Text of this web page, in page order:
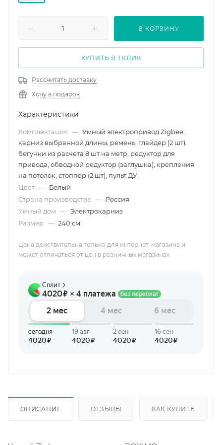
В КОРЗИНУ
КУПИТЬ В 1 КЛИК
Рассчитать доставку
Хочу в подарок
Характеристики
Комплектация — Умный электропривод Zigbee,
карниз выбранной длины, ремень, глайдер (2 шт),
бегунки из расчета 8 шт на метр, редуктор для
привода, обводной редуктор (заглушка), крепления
на потолок, стоппер (2 шт), пульт ДУ.
Цвет — Белый
Страна производства — Россия
Умный дом — Электрокарниз
Размер — 240 см
Цена действительна только для интернет-магазина и
может отличаться от цен в розничных магазинах
ОПИСАНИЕ ОТЗЫВЫ КАК КУПИТЬ